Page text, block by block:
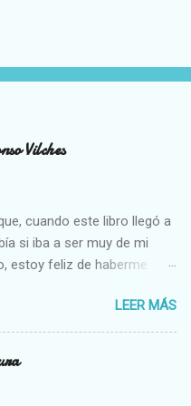
Vilches
cuando este libro llegó a
si iba a ser muy de mi
estoy feliz de haberme
leer, son un soplo de
por una etapa algo
creo que los que me
al tanto, así que me ha
libro como éste; me he
LEER MÁS